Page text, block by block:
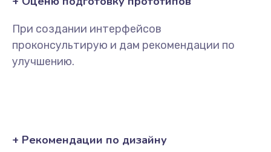
При создании интерфейсов
проконсультирую и дам рекомендации по
улучшению.
+ Рекомендации по дизайну